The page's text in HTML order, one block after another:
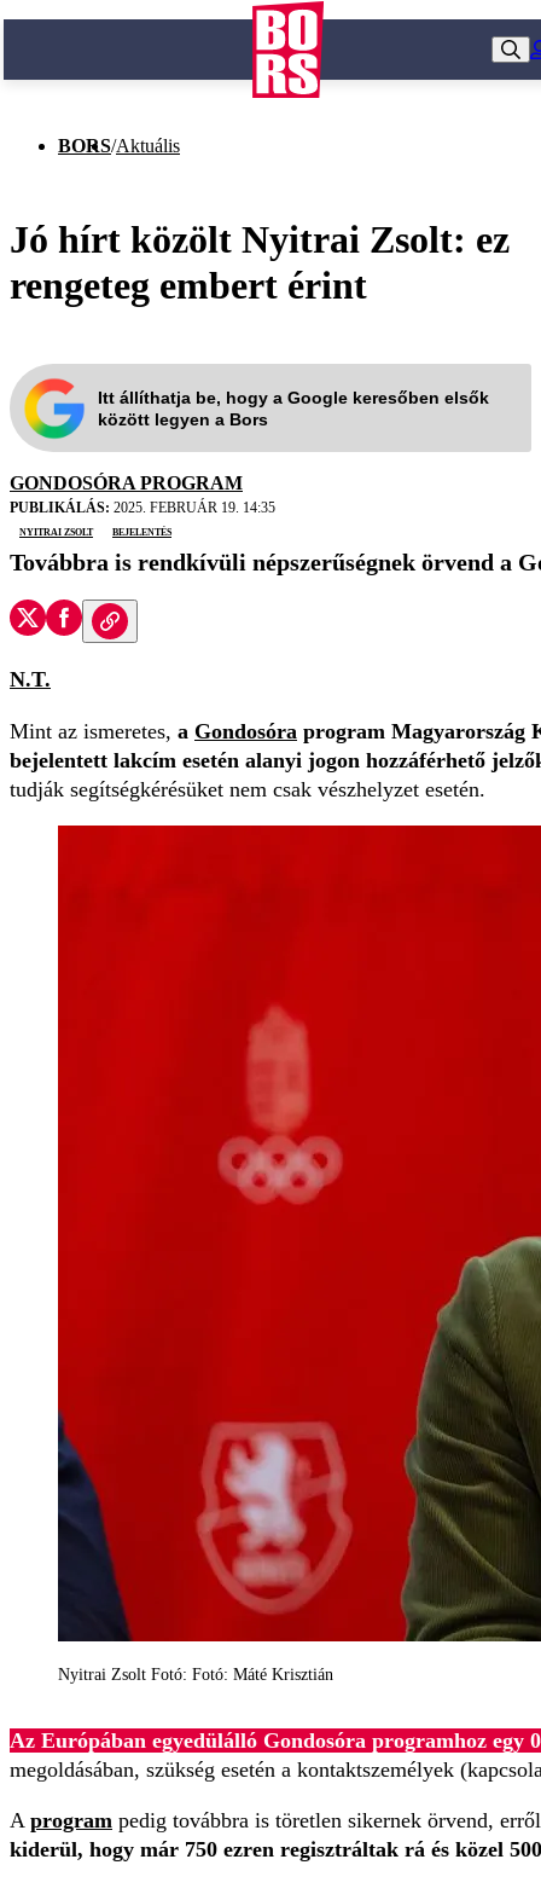
BORS/Aktuális
Jó hírt közölt Nyitrai Zsolt: ez
rengeteg embert érint
Itt állíthatja be, hogy a Google keresőben elsők
között legyen a Bors
GONDOSÓRA PROGRAM
PUBLIKÁLÁS: 2025. FEBRUÁR 19. 14:35
Nyitrai Zsolt
bejelentés
Továbbra is rendkívüli népszerűségnek örvend a
N.T.
Mint az ismeretes, a Gondosóra program Magyarország
bejelentett lakcím esetén alanyi jogon hozzáférhető
tudják segítségkérésüket nem csak vészhelyzet esetén.
Nyitrai Zsolt Fotó: Fotó: Máté Krisztián
Az Európában egyedülálló Gondosóra programhoz egy
megoldásában, szükség esetén a kontaktszemélyek
A program pedig továbbra is töretlen sikernek örvend,
kiderül, hogy már 750 ezren regisztráltak rá és közel